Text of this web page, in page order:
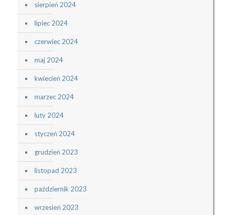
sierpień 2024
lipiec 2024
czerwiec 2024
maj 2024
kwiecień 2024
marzec 2024
luty 2024
styczeń 2024
grudzień 2023
listopad 2023
październik 2023
wrzesień 2023